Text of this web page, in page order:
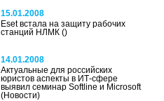
15.01.2008
Eset встала на защиту рабочих
станций НЛМК()
14.01.2008
Актуальные для российских
юристов аспекты в ИТ-сфере
выявил семинар Softline и Microsoft
(Новости)